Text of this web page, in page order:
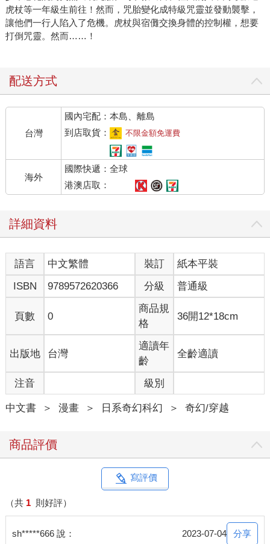
虎杖等一年級生前往！然而，咒胎變化成特級咒靈並發動襲擊，
讓他們一行人陷入了危機。虎杖與宿儺交換身體的控制權，想要
打倒咒靈。然而……！
配送方式
台灣
國內宅配：本島、離島
到店取貨：
不限金額免運費
海外
國際快遞：全球
港澳店取：
詳細資料
語言 中文繁體 裝訂
紙本平裝
ISBN
9789572620366 分級 普通級
頁數 0
商品規
格
36開12*18cm
出版地 台灣
適讀年
齡
全齡適讀
注音 級別
中文書 ＞ 漫畫 ＞ 日系奇幻科幻 ＞ 奇幻/穿越
商品評價
寫評價
（共 1 則好評）
sh*****666 說： 2023-07-04 分享